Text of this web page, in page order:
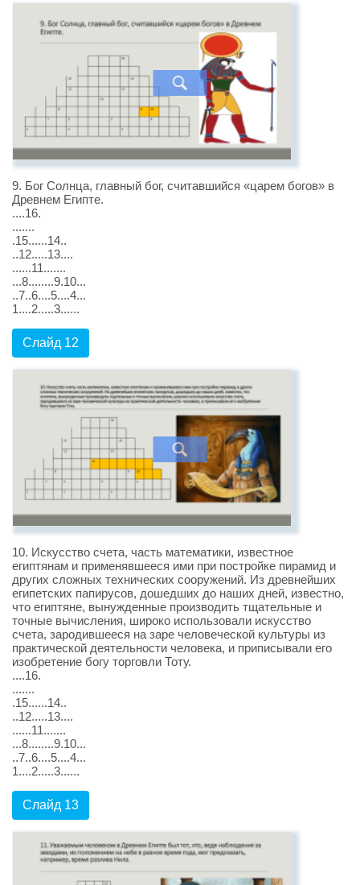
9. Бог Солнца, главный бог, считавшийся «царем богов» в
Древнем Египте.
....16.
.......
.15......14..
..12.....13....
......11.......
...8........9.10...
..7..6....5....4...
1....2.....3......
Слайд 12
10. Искусство счета, часть математики, известное
египтянам и применявшееся ими при постройке пирамид и
других сложных технических сооружений. Из древнейших
египетских папирусов, дошедших до наших дней, известно,
что египтяне, вынужденные производить тщательные и
точные вычисления, широко использовали искусство
счета, зародившееся на заре человеческой культуры из
практической деятельности человека, и приписывали его
изобретение богу торговли Тоту.
....16.
.......
.15......14..
..12.....13....
......11.......
...8........9.10...
..7..6....5....4...
1....2.....3......
Слайд 13